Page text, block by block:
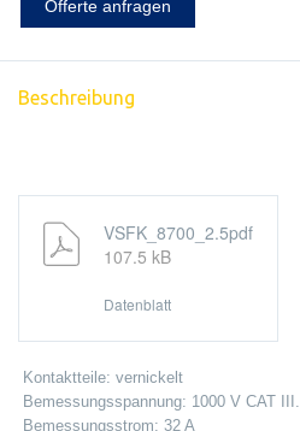
Offerte anfragen
Beschreibung
VSFK_8700_2.5pdf
107.5 kB
Datenblatt
Kontaktteile: vernickelt
Bemessungsspannung: 1000 V CAT III.
Bemessungsstrom: 32 A